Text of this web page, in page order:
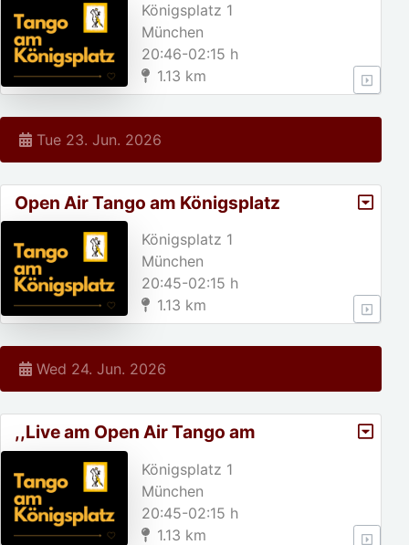
Königsplatz 1
München
20:46-02:15 h
1.13 km
Tue 23. Jun. 2026
Open Air Tango am Königsplatz
Königsplatz 1
München
20:45-02:15 h
1.13 km
Wed 24. Jun. 2026
,,Live am Open Air Tango am
Königsplatz
Königsplatz 1
München
20:45-02:15 h
1.13 km